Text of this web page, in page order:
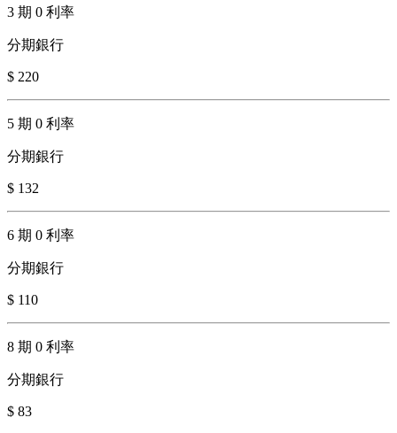
3 期 0 利率
分期銀行
$ 220
5 期 0 利率
分期銀行
$ 132
6 期 0 利率
分期銀行
$ 110
8 期 0 利率
分期銀行
$ 83